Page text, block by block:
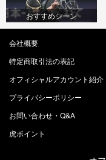
おすすめシーン
会社概要
特定商取引法の表記
オフィシャルアカウント紹介
プライバシーポリシー
お問い合わせ・Q&A
虎ポイント